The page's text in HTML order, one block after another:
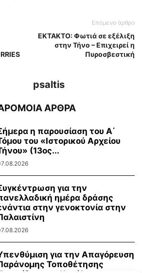
Επόμενο άρθρο
ΕΚΤΑΚΤΟ: Φωτιά σε εξέλιξη
στην Τήνο – Επιχειρεί η
Πυροσβεστική
psaltis
ΑΡΘΡΑ
η παρουσίαση του Α΄
του «Ιστορικού Αρχείου
(13ος...
για την
ημέρα δράσης
στην γενοκτονία στην
για την Απαγόρευση
Τοποθέτησης